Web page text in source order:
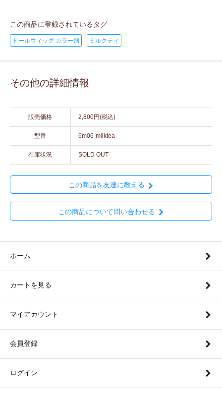
この商品に登録されているタグ
ドールウィッグ カラー別 ミルクティ
その他の詳細情報
販売価格 2,800円(税込)
型番 6m06-milktea
在庫状況 SOLD OUT
この商品を友達に教える
この商品について問い合わせる
ホーム
カートを見る
マイアカウント
会員登録
ログイン